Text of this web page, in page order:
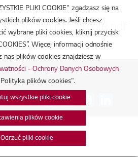
Ochrona danych osobowych.|
pliki cookie
Połącz:
PLIKI COOKIE" zgadzasz się na
plików cookies. Jeśli chcesz
wybrane pliki cookies, kliknij przycisk
Więcej informacji odnośnie
nas plików cookies znajdziesz w
- Ochrony Danych Osobowych
plików cookies".
wszystkie pliki cookie
plików cookie
Odrzuć pliki cookie